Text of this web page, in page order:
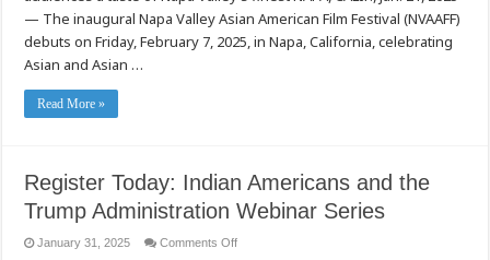
FESTIVAL
2025
— The inaugural Napa Valley Asian American Film Festival (NVAAFF)
debuts on Friday, February 7, 2025, in Napa, California, celebrating
Asian and Asian …
Read More »
Register Today: Indian Americans and the
Trump Administration Webinar Series
January 31, 2025 Comments Offon